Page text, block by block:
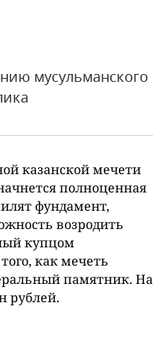
мусульманского
казанской мечети
полноценная
фундамент,
возродить
купцом
как мечеть
памятник. На
рублей.